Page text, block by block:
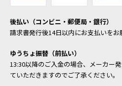
後払い（コンビニ・郵便局・銀行）
請求書発行後14日以内にお支払いをお
ゆうちょ振替（前払い）
13:30以降のご入金の場合、メーカー
ていただきますのでご了承ください。